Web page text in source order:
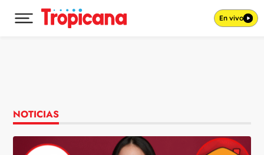
Desplegar menú principal En vivo
NOTICIAS